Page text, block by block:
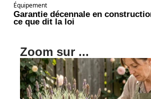
Équipement
Garantie décennale en
ce que dit la loi
Zoom sur ...